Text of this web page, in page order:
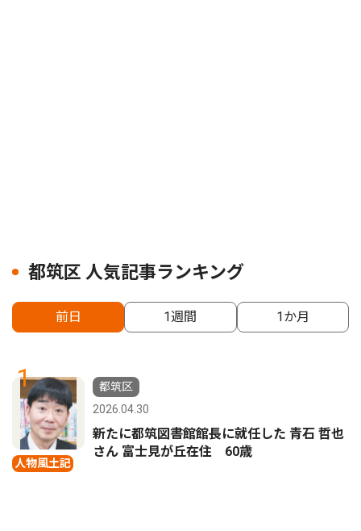
都筑区 人気記事ランキング
前日 1週間 1か月
1
人物風土記
都筑区
2026.04.30
新たに都筑図書館館長に就任した 青石 哲也
さん 富士見が丘在住 60歳